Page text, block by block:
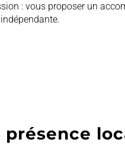
: vous proposer un
présence